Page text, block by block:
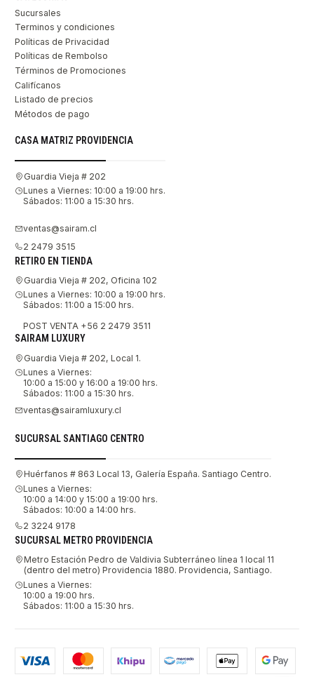
Sucursales
Terminos y condiciones
Políticas de Privacidad
Políticas de Rembolso
Términos de Promociones
Califícanos
Listado de precios
Métodos de pago
CASA MATRIZ PROVIDENCIA
Guardia Vieja # 202
Lunes a Viernes: 10:00 a 19:00 hrs.
Sábados: 11:00 a 15:30 hrs.
ventas@sairam.cl
2 2479 3515
RETIRO EN TIENDA
Guardia Vieja # 202, Oficina 102
Lunes a Viernes: 10:00 a 19:00 hrs.
Sábados: 11:00 a 15:00 hrs.
POST VENTA +56 2 2479 3511
SAIRAM LUXURY
Guardia Vieja # 202, Local 1.
Lunes a Viernes:
10:00 a 15:00 y 16:00 a 19:00 hrs.
Sábados: 11:00 a 15:30 hrs.
ventas@sairamluxury.cl
SUCURSAL SANTIAGO CENTRO
Huérfanos # 863 Local 13, Galería España. Santiago Centro.
Lunes a Viernes:
10:00 a 14:00 y 15:00 a 19:00 hrs.
Sábados: 10:00 a 14:00 hrs.
2 3224 9178
SUCURSAL METRO PROVIDENCIA
Metro Estación Pedro de Valdivia Subterráneo línea 1 local 11
(dentro del metro) Providencia 1880. Providencia, Santiago.
Lunes a Viernes:
10:00 a 19:00 hrs.
Sábados: 11:00 a 15:30 hrs.